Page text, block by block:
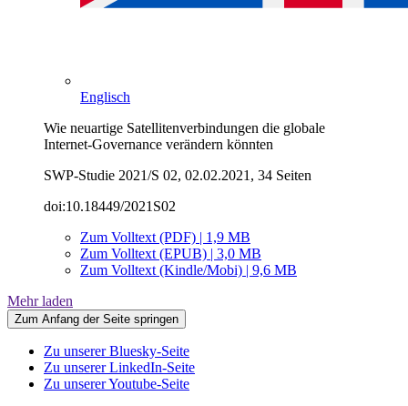
Englisch
Wie neuartige Satellitenverbindungen die globale
Internet‑Governance verändern könnten
SWP-Studie 2021/S 02, 02.02.2021, 34 Seiten
doi:10.18449/2021S02
Zum Volltext (PDF) | 1,9 MB
Zum Volltext (EPUB) | 3,0 MB
Zum Volltext (Kindle/Mobi) | 9,6 MB
Mehr laden
Zum Anfang der Seite springen
Zu unserer Bluesky-Seite
Zu unserer LinkedIn-Seite
Zu unserer Youtube-Seite